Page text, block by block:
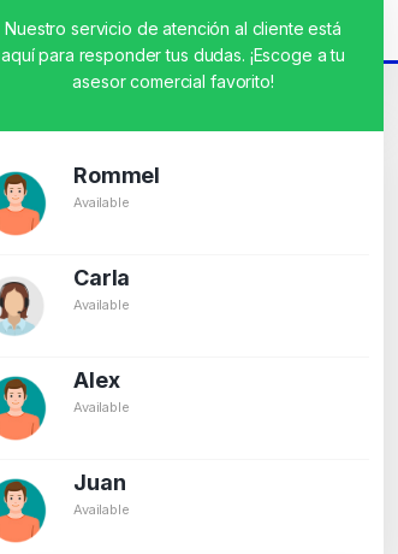
Nuestro servicio de atención al cliente está
aquí para responder tus dudas. ¡Escoge a tu
asesor comercial favorito!
Rommel
Available
Carla
Available
Alex
Available
Juan
Available